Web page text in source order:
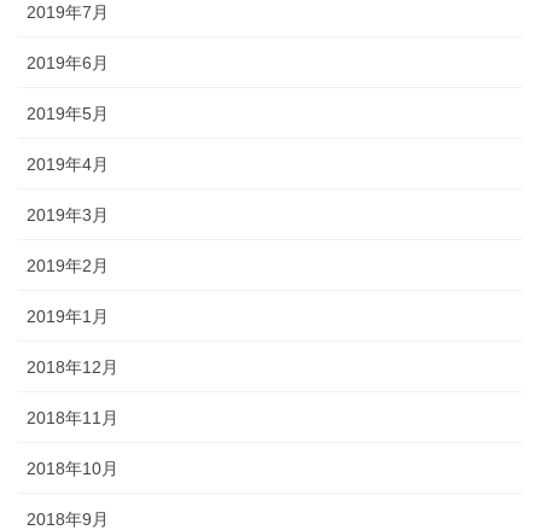
2019年7月
2019年6月
2019年5月
2019年4月
2019年3月
2019年2月
2019年1月
2018年12月
2018年11月
2018年10月
2018年9月